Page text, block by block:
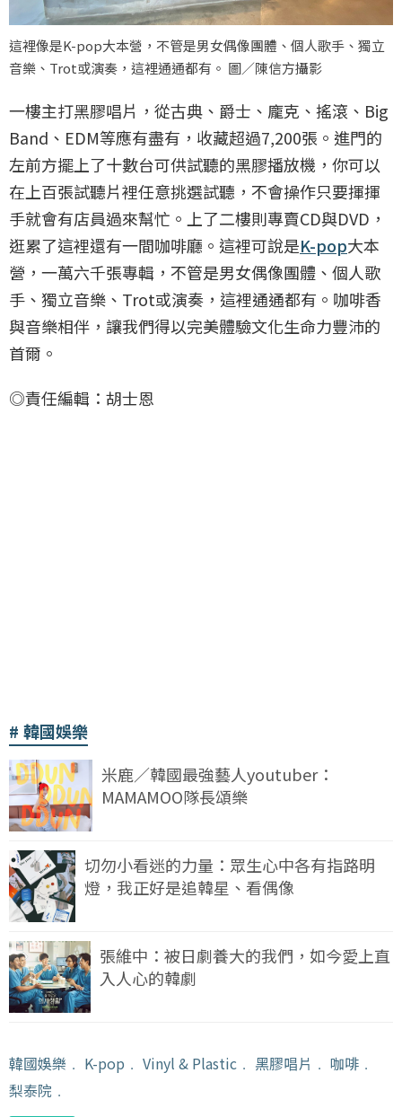
這裡像是K-pop大本營，不管是男女偶像團體、個人歌手、獨立
音樂、Trot或演奏，這裡通通都有。 圖／陳信方攝影
一樓主打黑膠唱片，從古典、爵士、龐克、搖滾、Big
Band、EDM等應有盡有，收藏超過7,200張。進門的
左前方擺上了十數台可供試聽的黑膠播放機，你可以
在上百張試聽片裡任意挑選試聽，不會操作只要揮揮
手就會有店員過來幫忙。上了二樓則專賣CD與DVD，
逛累了這裡還有一間咖啡廳。這裡可說是K-pop大本
營，一萬六千張專輯，不管是男女偶像團體、個人歌
手、獨立音樂、Trot或演奏，這裡通通都有。咖啡香
與音樂相伴，讓我們得以完美體驗文化生命力豐沛的
首爾。
◎責任編輯：胡士恩
韓國娛樂
米鹿／韓國最強藝人youtuber：
MAMAMOO隊長頌樂
切勿小看迷的力量：眾生心中各有指路明
燈，我正好是追韓星、看偶像
張維中：被日劇養大的我們，如今愛上直
入人心的韓劇
韓國娛樂 ﹒ K-pop ﹒ Vinyl & Plastic ﹒ 黑膠唱片 ﹒ 咖啡 ﹒
梨泰院 ﹒